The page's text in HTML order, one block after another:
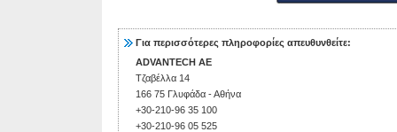
Για περισσότερες πληροφορίες απευθυνθείτε:
ADVANTECH AE
Τζαβέλλα 14
166 75 Γλυφάδα - Αθήνα
+30-210-96 35 100
+30-210-96 05 525